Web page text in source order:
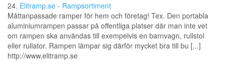
24. Elitramp.se - Rampsortiment
Måttanpassade ramper för hem och företag! Tex. Den portabla
aluminiumrampen passar på offentliga platser där man inte vet
om rampen ska användas till exempelvis en barnvagn, rullstol
eller rullator. Rampen lämpar sig därför mycket bra till bu [...]
http://www.elitramp.se